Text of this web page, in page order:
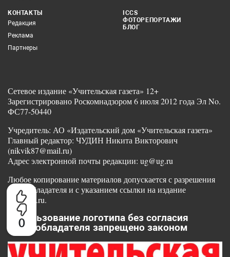
0
КОНТАКТЫ
Редакция
Реклама
Партнеры
ICCS
ФОТОРЕПОРТАЖИ
БЛОГ
Сетевое издание «Учительская газета» 12+
Зарегистрировано Роскомнадзором 6 июля 2012 года Эл No.
ФС77-50440
Учредитель: АО «Издательский дом «Учительская газета»
Главный редактор: ЧУДИН Никита Викторович
(nikvik87@mail.ru)
Адрес электронной почты редакции: ug@ug.ru
Любое копирование материалов допускается с разрешения
правообладателя и с указанием ссылки на издание
www.ug.ru.
Использование логотипа без согласия
правообладателя запрещено законом